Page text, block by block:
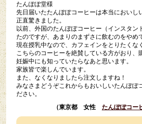
たんぽぽ堂様
先日届いたたんぽぽコーヒーは本当においし
正直驚きました。
以前、外国のたんぽぽコーヒー（インスタン
たのですが、あまりのまずさに飲むのをやめ
現在授乳中なので、カフェインをとりたくな
こちらのコーヒーを絶賛している方がおり、
妊娠中にも知っていたらなあと思います。
家族皆で楽しんでいます。
また、なくなりましたら注文しますね！
みなさまどうぞこれからもおいしいたんぽぽ
ださい。
（東京都 女性 たんぽぽコー